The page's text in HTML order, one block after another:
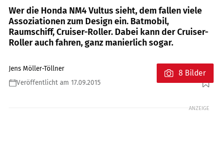
Wer die Honda NM4 Vultus sieht, dem fallen viele
Assoziationen zum Design ein. Batmobil,
Raumschiff, Cruiser-Roller. Dabei kann der Cruiser-
Roller auch fahren, ganz manierlich sogar.
Jens Möller-Töllner
Veröffentlicht am 17.09.2015
Foto: Buenos Dias
8 Bilder
ANZEIGE